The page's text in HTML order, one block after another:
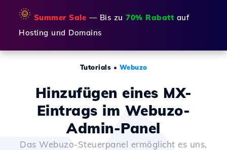
🌞 Summer Sale — Bis zu 70% Rabatt auf
Hosting und Domains
Tutorials • Webuzo
Hinzufügen eines MX-
Eintrags im Webuzo-
Admin-Panel
Das Webuzo-Steuerpanel ermöglicht es uns,